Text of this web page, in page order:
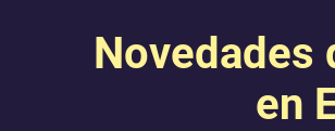
Novedades
en